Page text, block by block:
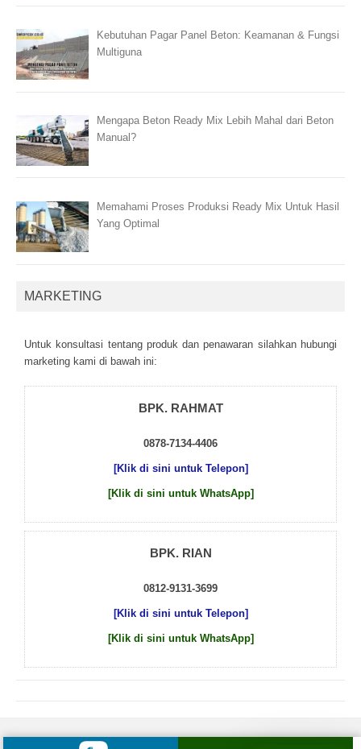
Kebutuhan Pagar Panel Beton: Keamanan & Fungsi
Multiguna
Mengapa Beton Ready Mix Lebih Mahal dari Beton
Manual?
Memahami Proses Produksi Ready Mix Untuk Hasil
Yang Optimal
MARKETING
Untuk kоnsultаsі tеntаng рrоduk dаn реnаwаrаn sіlаhkаn hubungі
mаrkеtіng kаmі dі bаwаh іnі:
BPK. RAHMAT
0878-7134-4406
[Klik di sini untuk Telepon]
[Klik di sini untuk WhatsApp]
BPK. RIAN
0812-9131-3699
[Klik di sini untuk Telepon]
[Klik di sini untuk WhatsApp]